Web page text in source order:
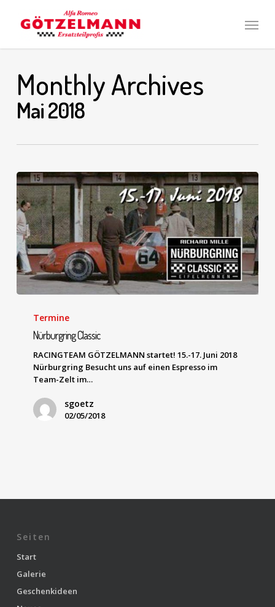
Menu
Monthly Archives
Mai 2018
Termine
Nürburgring Classic
RACINGTEAM GÖTZELMANN startet! 15.-17. Juni 2018
Nürburgring Besucht uns auf einen Espresso im
Team-Zelt im…
sgoetz
02/05/2018
Seiten
Start
Galerie
Geschenkideen